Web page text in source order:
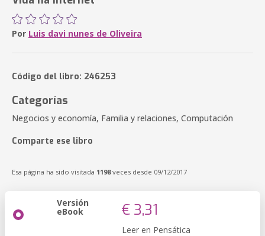
Por Luis davi nunes de Oliveira
Código del libro: 246253
Categorías
Negocios y economía, Familia y relaciones, Computación
Comparte ese libro
Esa página ha sido visitada 1198veces desde 09/12/2017
Versión
eBook € 3,31
Leer en Pensática